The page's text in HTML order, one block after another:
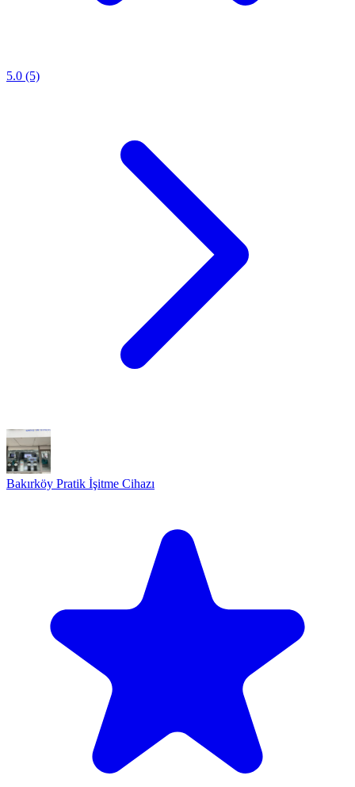
5.0 (5)
Bakırköy Pratik İşitme Cihazı